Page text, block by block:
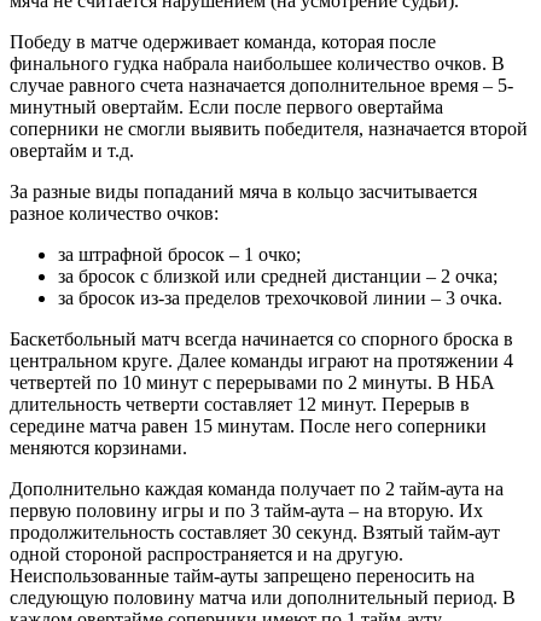
Победу в матче одерживает команда, которая после
финального гудка набрала наибольшее количество очков. В
случае равного счета назначается дополнительное время – 5-
минутный овертайм. Если после первого овертайма
соперники не смогли выявить победителя, назначается второй
овертайм и т.д.
За разные виды попаданий мяча в кольцо засчитывается
разное количество очков:
за штрафной бросок – 1 очко;
за бросок с близкой или средней дистанции – 2 очка;
за бросок из-за пределов трехочковой линии – 3 очка.
Баскетбольный матч всегда начинается со спорного броска в
центральном круге. Далее команды играют на протяжении 4
четвертей по 10 минут с перерывами по 2 минуты. В НБА
длительность четверти составляет 12 минут. Перерыв в
середине матча равен 15 минутам. После него соперники
меняются корзинами.
Дополнительно каждая команда получает по 2 тайм-аута на
первую половину игры и по 3 тайм-аута – на вторую. Их
продолжительность составляет 30 секунд. Взятый тайм-аут
одной стороной распространяется и на другую.
Неиспользованные тайм-ауты запрещено переносить на
следующую половину матча или дополнительный период. В